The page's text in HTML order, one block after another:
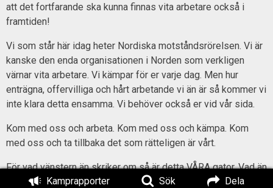
Kamprapporter Sök Dela
att det fortfarande ska kunna finnas vita arbetare också i
framtiden!
Vi som står här idag heter Nordiska motståndsrörelsen. Vi är
kanske den enda organisationen i Norden som verkligen
värnar vita arbetare. Vi kämpar för er varje dag. Men hur
enträgna, offervilliga och hårt arbetande vi än är så kommer vi
inte klara detta ensamma. Vi behöver också er vid vår sida.
Kom med oss och arbeta. Kom med oss och kämpa. Kom
med oss och ta tillbaka det som rätteligen är vårt.
För vad vänstern än skriker om så är detta VÅRA gator. Vad än
förortsgängen snackar om så är detta VÅRA städer. Vad än